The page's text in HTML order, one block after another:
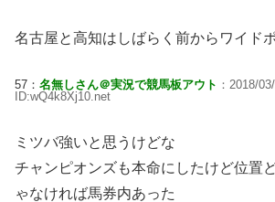
名古屋と高知はしばらく前からワイド
57： 名無しさん＠実況で競馬板アウト ：2018/
ID:wQ4k8Xj10.net
ミツバ強いと思うけどな
チャンピオンズも本命にしたけど位置
ゃなければ馬券内あった